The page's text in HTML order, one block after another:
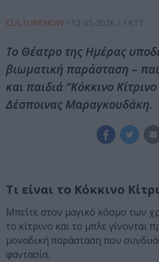
CULTURENOW / 12-05-2026 / 14:17
Το Θέατρο της Ημέρας
βιωματική παράσταση –
και παιδιά “Κόκκινο
Δέσποινας Μαραγκουδάκη.
Τι είναι το Κόκκινο
Μπείτε στον μαγικό κόσμο των
το κίτρινο και το μπλε γίνονται
μοναδική παράσταση που
φαντασία.